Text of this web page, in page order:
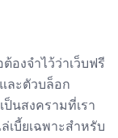
งจำไว้ว่าเว็บฟรี
ละตัวบล็อก
นสงครามที่เรา
บี้ยเฉพาะสำหรับ